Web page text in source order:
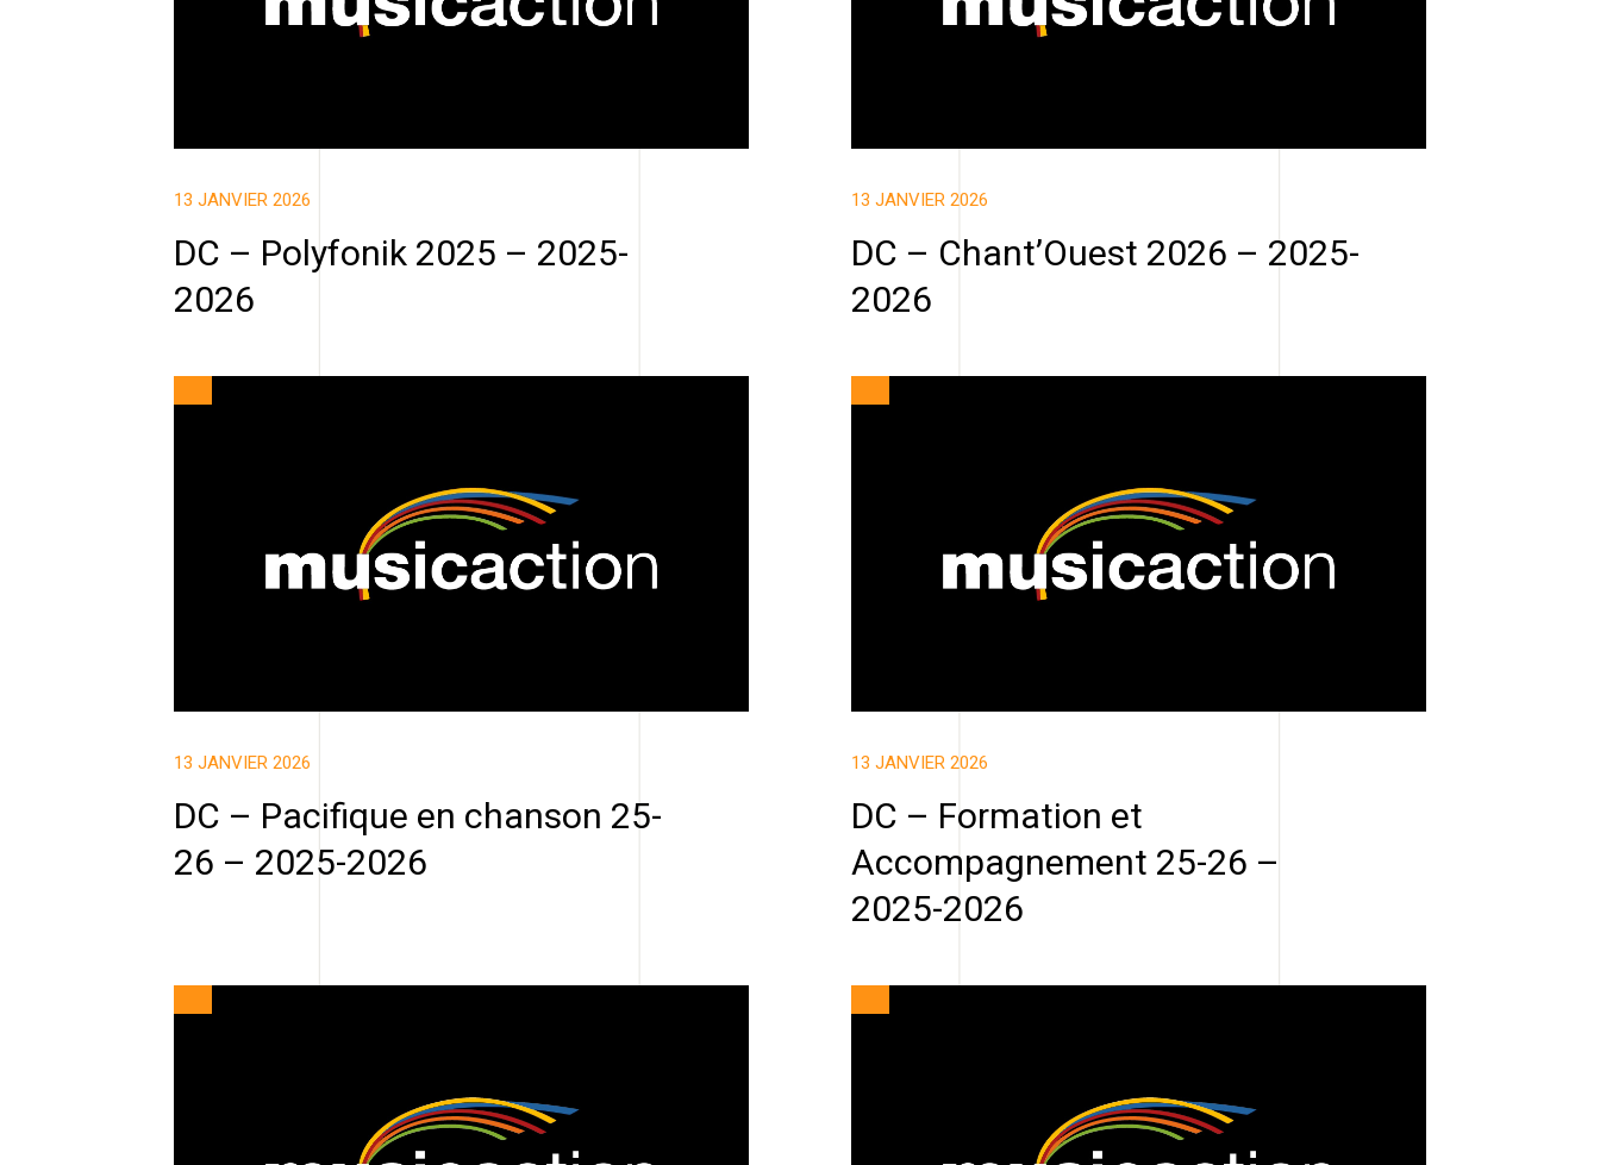
13 JANVIER 2026
DC – Polyfonik 2025 – 2025-
2026
13 JANVIER 2026
DC – Chant’Ouest 2026 – 2025-
2026
13 JANVIER 2026
DC – Pacifique en chanson 25-
26 – 2025-2026
13 JANVIER 2026
DC – Formation et
Accompagnement 25-26 –
2025-2026